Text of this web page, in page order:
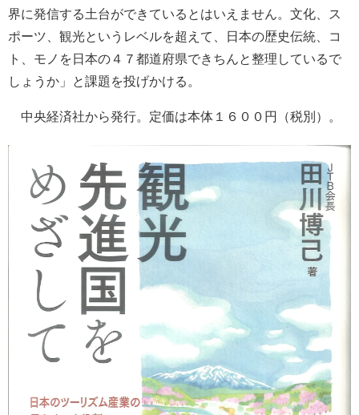
界に発信する土台ができているとはいえません。文化、ス
ポーツ、観光というレベルを超えて、日本の歴史伝統、コ
ト、モノを日本の４７都道府県できちんと整理しているで
しょうか」と課題を投げかける。
中央経済社から発行。定価は本体１６００円（税別）。